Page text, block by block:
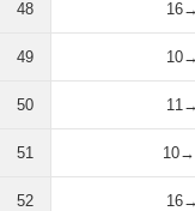
48
49
50
51
52